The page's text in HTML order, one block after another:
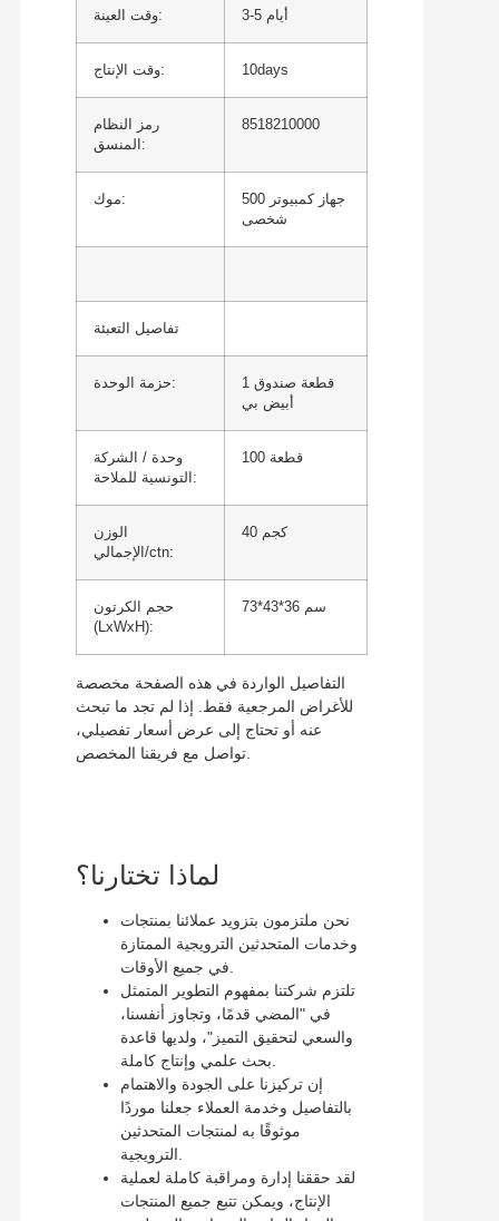
وقت العينة: 3-5 أيام
وقت الإنتاج: 10days
رمز النظام
المنسق:
8518210000
موك:
500 جهاز كمبيوتر
شخصى
تفاصيل التعبئة
حزمة الوحدة:
1 قطعة صندوق
أبيض بي
وحدة / الشركة
التونسية للملاحة:
100 قطعة
الوزن
الإجمالي/ctn:
40 كجم
حجم الكرتون
(LxWxH):
73*43*36 سم
التفاصيل الواردة في هذه الصفحة مخصصة
للأغراض المرجعية فقط. إذا لم تجد ما تبحث
عنه أو تحتاج إلى عرض أسعار تفصيلي،
تواصل مع فريقنا المخصص.
لماذا تختارنا؟
نحن ملتزمون بتزويد عملائنا بمنتجات
وخدمات المتحدثين الترويجية الممتازة
تلتزم شركتنا بمفهوم التطوير المتمثل
في "المضي قدمًا، وتجاوز أنفسنا،
والسعي لتحقيق التميز"، ولديها قاعدة
إن تركيزنا على الجودة والاهتمام
بالتفاصيل وخدمة العملاء جعلنا موردًا
موثوقًا به لمنتجات المتحدثين
لقد حققنا إدارة ومراقبة كاملة لعملية
الإنتاج، ويمكن تتبع جميع المنتجات